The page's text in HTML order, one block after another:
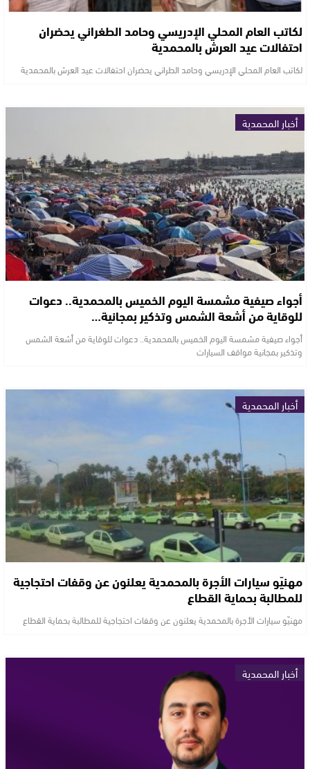
لكاتب العام المحلي الإدريسي وحامد الطغراني يحضران
احتفالات عيد العرش بالمحمدية
لكاتب العام المحلي الإدريسي وحامد الطراني يحضران احتفالات عيد العرش بالمحمدية
أخبار المحمدية
أجواء صيفية مشمسة اليوم الخميس بالمحمدية.. دعوات
للوقاية من أشعة الشمس وتذكير بمجانية…
أجواء صيفية مشمسة اليوم الخميس بالمحمدية.. دعوات للوقاية من أشعة الشمس
وتذكير بمجانية مواقف السيارات
أخبار المحمدية
مهنيّو سيارات الأجرة بالمحمدية يعلنون عن وقفات احتجاجية
للمطالبة بحماية القطاع
مهنيّو سيارات الأجرة بالمحمدية يعلنون عن وقفات احتجاجية للمطالبة بحماية القطاع
أخبار المحمدية